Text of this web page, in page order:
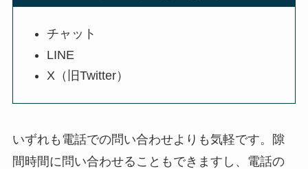
チャット
LINE
X（旧Twitter）
いずれも電話での問い合わせよりも気軽です。隙
間時間に問い合わせることもできますし、電話の